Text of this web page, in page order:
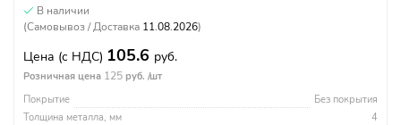
В наличии
(Самовывоз / Доставка 11.08.2026)
Цена (с НДС) 105.6 руб.
Розничная цена 125 руб. /шт
Покрытие
Без покрытия
Толщина металла, мм
4